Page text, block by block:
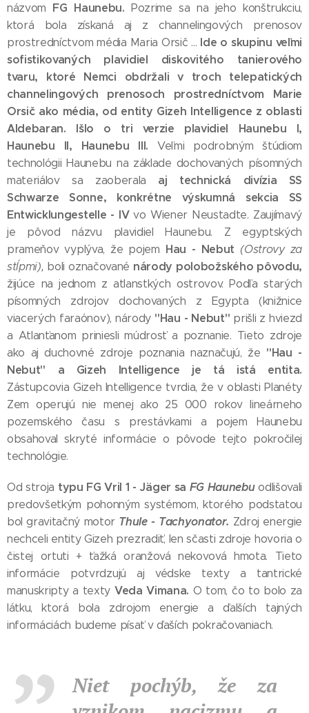
názvom FG Haunebu.Pozrime sa na jeho konštrukciu,
ktorá bola získaná aj z channelingových prenosov
prostredníctvom média Maria Orsič ... Ide o skupinu veľmi
sofistikovaných plavidiel diskovitého tanierového
tvaru, ktoré Nemci obdržali v troch telepatických
channelingových prenosoch prostredníctvom Marie
Orsič ako média, od entity Gizeh Intelligence z oblasti
Aldebaran. Išlo o tri verzie plavidiel Haunebu I,
Haunebu II, Haunebu III. Veľmi podrobným štúdiom
technológii Haunebu na základe dochovaných písomných
materiálov sa zaoberala aj technická divízia SS
Schwarze Sonne, konkrétne výskumná sekcia SS
Entwicklungestelle - IVvo Wiener Neustadte. Zaujímavý
je pôvod názvu plavidiel Haunebu. Z egyptských
prameňov vyplýva, že pojem Hau - Nebut (Ostrovy za
stĺpmi), boli označované národy polobožského pôvodu,
žijúce na jednom z atlanstkých ostrovov. Podľa starých
písomných zdrojov dochovaných z Egypta (knižnice
viacerých faraónov), národy "Hau - Nebut" prišli z hviezd
a Atlanťanom priniesli múdrosť a poznanie. Tieto zdroje
ako aj duchovné zdroje poznania naznačujú, že "Hau -
Nebut" a Gizeh Intelligence je tá istá entita.
Zástupcovia Gizeh Intelligence tvrdia, že v oblasti Planéty
Zem operujú nie menej ako 25 000 rokov lineárneho
pozemského času s prestávkami a pojem Haunebu
obsahoval skryté informácie o pôvode tejto pokročilej
technológie.
Od stroja typu FG Vril 1 - Jäger sa FG Haunebuodlišovali
predovšetkým pohonným systémom, ktorého podstatou
bol gravitačný motor Thule - Tachyonator. Zdroj energie
nechceli entity Gizeh prezradiť, len sčasti zdroje hovoria o
čistej ortuti + ťažká oranžová nekovová hmota. Tieto
informácie potvrdzujú aj védske texty a tantrické
manuskripty a texty Veda Vimana. O tom, čo to bolo za
látku, ktorá bola zdrojom energie a ďalších tajných
informáciách budeme písať v ďaších pokračovaniach.
Niet pochýb, že za